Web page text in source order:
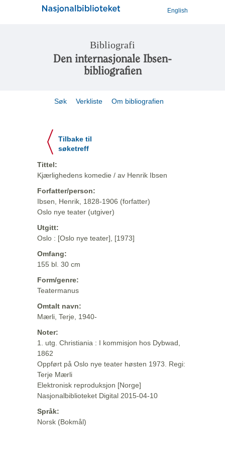
English
Bibliografi
Den internasjonale Ibsen-
bibliografien
Søk Verkliste Om bibliografien
Tilbake til
søketreff
Tittel:
Kjærlighedens komedie / av Henrik Ibsen
Forfatter/person:
Ibsen, Henrik, 1828-1906 (forfatter)
Oslo nye teater (utgiver)
Utgitt:
Oslo : [Oslo nye teater], [1973]
Omfang:
155 bl. 30 cm
Form/genre:
Teatermanus
Omtalt navn:
Mærli, Terje, 1940-
Noter:
1. utg. Christiania : I kommisjon hos Dybwad,
1862
Oppført på Oslo nye teater høsten 1973. Regi:
Terje Mærli
Elektronisk reproduksjon [Norge]
Nasjonalbiblioteket Digital 2015-04-10
Språk:
Norsk (Bokmål)